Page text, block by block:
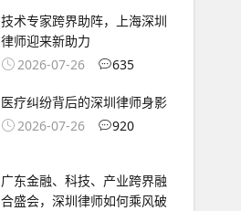
技术专家跨界助阵，上海深圳
律师迎来新助力
2026-07-26
635
医疗纠纷背后的深圳律师身影
2026-07-26
920
广东金融、科技、产业跨界融
合盛会，深圳律师如何乘风破